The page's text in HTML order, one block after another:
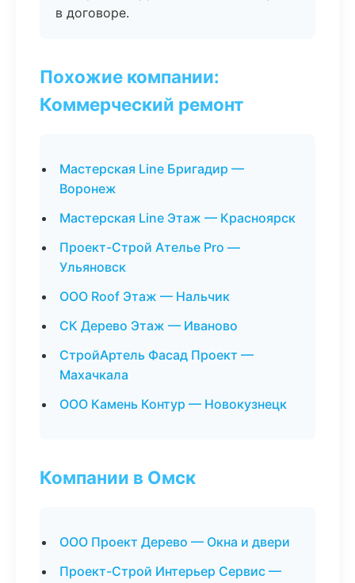
в договоре.
Похожие компании:
Коммерческий ремонт
Мастерская Line Бригадир —
Воронеж
Мастерская Line Этаж — Красноярск
Проект-Строй Ателье Pro —
Ульяновск
ООО Roof Этаж — Нальчик
СК Дерево Этаж — Иваново
СтройАртель Фасад Проект —
Махачкала
ООО Камень Контур — Новокузнецк
Компании в Омск
ООО Проект Дерево — Окна и двери
Проект-Строй Интерьер Сервис —